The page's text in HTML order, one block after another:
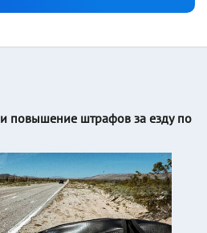
повышение штрафов за езду по